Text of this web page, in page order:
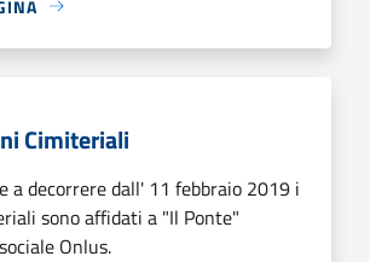
Cimiteriali
a decorrere dall' 11 febbraio 2019 i
sono affidati a "Il Ponte"
Onlus.